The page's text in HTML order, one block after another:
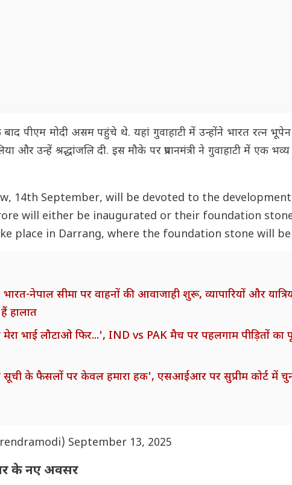
पीएम मोदी असम पहुंचे थे. यहां गुवाहाटी में उन्होंने भारत रत्न
और उन्हें श्रद्धांजलि दी. इस मौके पर प्रधानमंत्री ने गुवाहाटी में एक
14th September, will be devoted to the
will either be inaugurated or their foundation
place in Darrang, where the foundation stone will
नेपाल सीमा पर वाहनों की आवाजाही शुरू, व्यापारियों और
हालात
भाई लौटाओ फिर...', IND vs PAK मैच पर पहलगाम पीड़ितों
सूची के फैसलों पर केवल हमारा हक', एसआईआर पर सुप्रीम कोर्ट में
September 13, 2025
के नए अवसर